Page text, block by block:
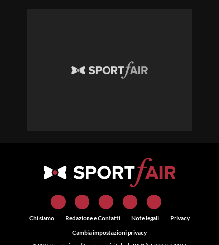
Chi siamo Redazione e Contatti Note legali
Privacy
Cambia impostazioni privacy